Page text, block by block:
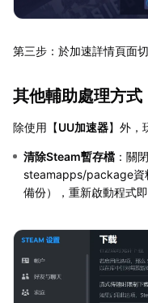
第三步：於加速詳情頁面
其他輔助處理方式
除使用【UU加速器】外，
清除Steam暫存檔 ：關
steamapps/package資
備份），重新啟動程式即